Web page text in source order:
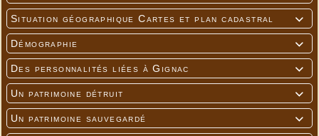

Situation géographique Cartes et plan cadastral

Démographie

Des personnalités liées à Gignac

Un patrimoine détruit

Un patrimoine sauvegardé